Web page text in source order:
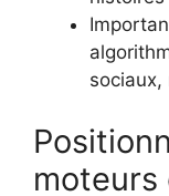
sociaux,
moteurs